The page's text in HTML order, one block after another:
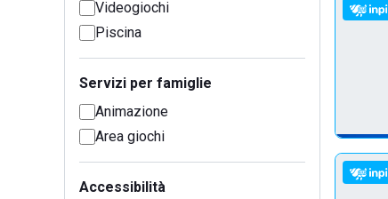
Videogiochi
Piscina
Servizi per famiglie
Animazione
Area giochi
Accessibilità